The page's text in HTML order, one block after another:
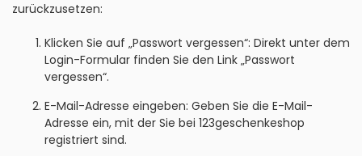
zurückzusetzen:
Klicken Sie auf „Passwort vergessen“: Direkt unter dem
Login-Formular finden Sie den Link „Passwort
vergessen“.
E-Mail-Adresse eingeben: Geben Sie die E-Mail-
Adresse ein, mit der Sie bei 123geschenkeshop
registriert sind.